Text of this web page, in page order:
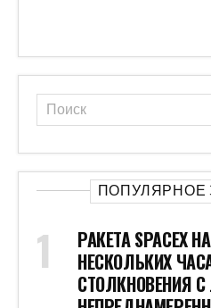
ПОПУЛЯРНОЕ
РАКЕТА SPACEX
НЕСКОЛЬКИХ
СТОЛКНОВЕНИЯ